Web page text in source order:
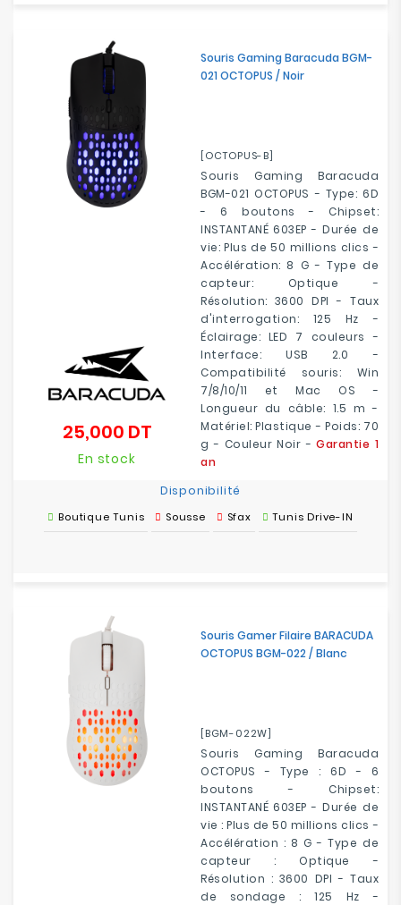
Souris Gaming Baracuda BGM-
021 OCTOPUS / Noir
[OCTOPUS-B]
Souris Gaming Baracuda
BGM-021 OCTOPUS - Type: 6D
- 6 boutons - Chipset:
INSTANTANÉ 603EP - Durée de
vie: Plus de 50 millions clics -
Accélération: 8 G - Type de
capteur: Optique -
Résolution: 3600 DPI - Taux
d'interrogation: 125 Hz -
Éclairage: LED 7 couleurs -
Interface: USB 2.0 -
Compatibilité souris: Win
7/8/10/11 et Mac OS -
Longueur du câble: 1.5 m -
Matériel: Plastique - Poids: 70
g - Couleur Noir -Garantie 1
an
25,000 DTPrix
En stock
Disponibilité
Boutique Tunis Sousse Sfax Tunis Drive-IN
Souris Gamer Filaire BARACUDA
OCTOPUS BGM-022 / Blanc
[BGM-022W]
Souris Gaming Baracuda
OCTOPUS - Type : 6D - 6
boutons - Chipset:
INSTANTANÉ603EP - Durée de
vie : Plus de 50 millions clics -
Accélération : 8 G - Type de
capteur : Optique -
Résolution : 3600 DPI - Taux
de sondage: 125 Hz -